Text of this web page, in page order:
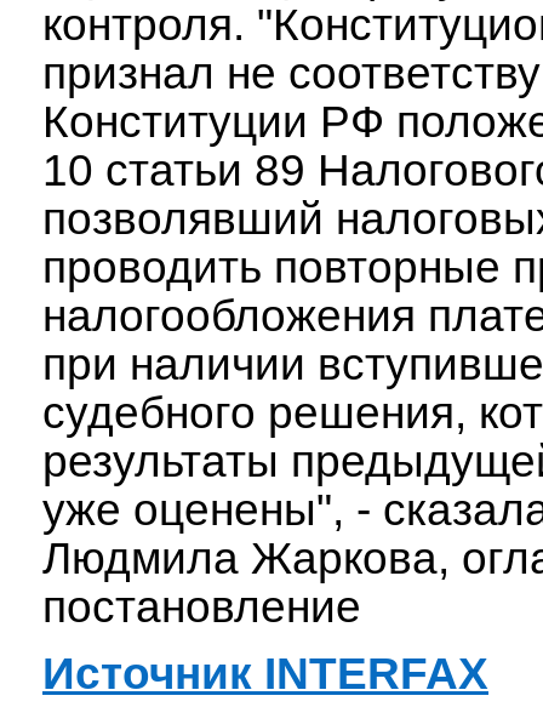
контроля.
признал не
Конституции РФ
10 статьи 89
позволявший
проводить повторные
налогообложения
при наличии
судебного решения,
результаты
уже оценены", -
Людмила Жаркова,
постановление
Источник INTERFAX